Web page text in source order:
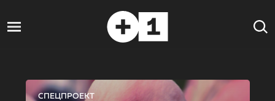
СПЕЦПРОЕКТ